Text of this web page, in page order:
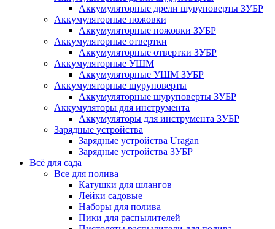
Аккумуляторные дрели шуруповерты ЗУБР
Аккумуляторные ножовки
Аккумуляторные ножовки ЗУБР
Аккумуляторные отвертки
Аккумуляторные отвертки ЗУБР
Аккумуляторные УШМ
Аккумуляторные УШМ ЗУБР
Аккумуляторные шуруповерты
Аккумуляторные шуруповерты ЗУБР
Аккумуляторы для инструмента
Аккумуляторы для инструмента ЗУБР
Зарядные устройства
Зарядные устройства Uragan
Зарядные устройства ЗУБР
Всё для сада
Все для полива
Катушки для шлангов
Лейки садовые
Наборы для полива
Пики для распылителей